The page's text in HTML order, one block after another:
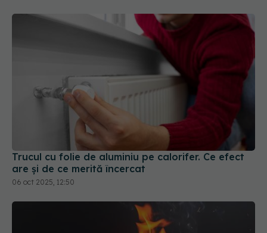
Trucul cu folie de aluminiu pe calorifer. Ce efect
are și de ce merită încercat
06 oct 2025, 12:50